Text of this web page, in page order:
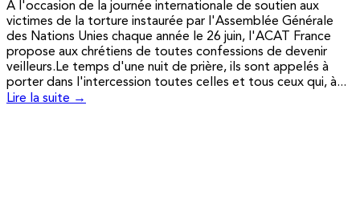
A l'occasion de la journée internationale de soutien aux
victimes de la torture instaurée par l'Assemblée Générale
des Nations Unies chaque année le 26 juin, l'ACAT France
propose aux chrétiens de toutes confessions de devenir
veilleurs.Le temps d'une nuit de prière, ils sont appelés à
porter dans l'intercession toutes celles et tous ceux qui, à...
Lire la suite →